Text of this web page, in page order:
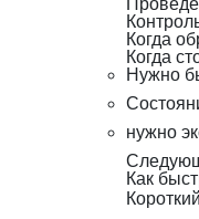
Когда
Когда
Нужно
нужно
Как